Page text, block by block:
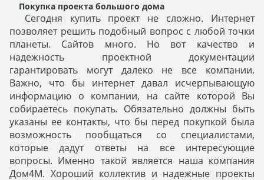
Покупка проекта большого дома
Сегодня купить проект не сложно. Интернет
позволяет решить подобный вопрос с любой точки
планеты. Сайтов много. Но вот качество и
надежность проектной документации
гарантировать могут далеко не все компании.
Важно, что бы интернет давал исчерпывающую
информацию о компании, на сайте которой Вы
собираетесь покупать. Обязательно должны быть
указаны ее контакты, что бы перед покупкой была
возможность пообщаться со специалистами,
которые дадут ответы на все интересующие
вопросы. Именно такой является наша компания
Дом4М. Хороший коллектив и надежные проекты